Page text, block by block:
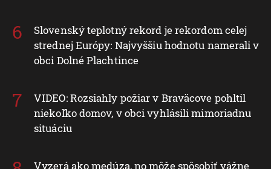
Slovenský teplotný rekord je rekordom celej
strednej Európy: Najvyššiu hodnotu namerali v
obci Dolné Plachtince
VIDEO: Rozsiahly požiar v Braväcove pohltil
niekoľko domov, v obci vyhlásili mimoriadnu
situáciu
Vyzerá ako medúza, no môže spôsobiť vážne